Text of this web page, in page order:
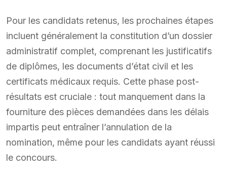
Pour les candidats retenus, les prochaines étapes
incluent généralement la constitution d’un dossier
administratif complet, comprenant les justificatifs
de diplômes, les documents d’état civil et les
certificats médicaux requis. Cette phase post-
résultats est cruciale : tout manquement dans la
fourniture des pièces demandées dans les délais
impartis peut entraîner l’annulation de la
nomination, même pour les candidats ayant réussi
le concours.